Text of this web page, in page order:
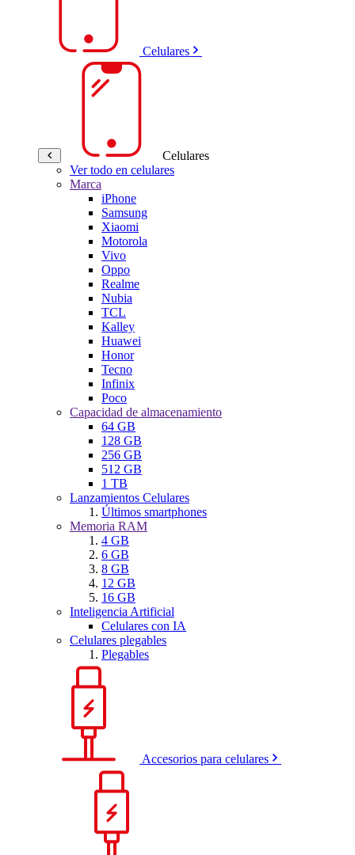
Celulares
Celulares
Ver todo en celulares
Marca
iPhone
Samsung
Xiaomi
Motorola
Vivo
Oppo
Realme
Nubia
TCL
Kalley
Huawei
Honor
Tecno
Infinix
Poco
Capacidad de almacenamiento
64 GB
128 GB
256 GB
512 GB
1 TB
Lanzamientos Celulares
Últimos smartphones
Memoria RAM
4 GB
6 GB
8 GB
12 GB
16 GB
Inteligencia Artificial
Celulares con IA
Celulares plegables
Plegables
Accesorios para celulares